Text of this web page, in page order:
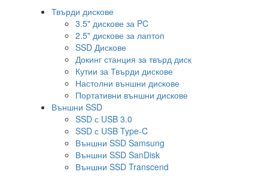
Твърди дискове
3.5" дискове за PC
2.5" дискове за лаптоп
SSD Дискове
Докинг станция за твърд диск
Кутии за Твърди дискове
Настолни външни дискове
Портативни външни дискове
Външни SSD
SSD с USB 3.0
SSD с USB Type-C
Външни SSD Samsung
Външни SSD SanDisk
Външни SSD Transcend